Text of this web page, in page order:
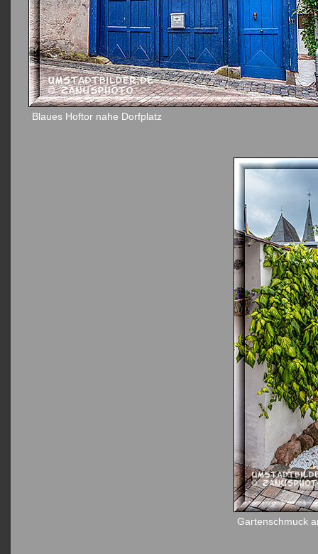
Blaues Hoftor nahe Dorfplatz
Gartenschmuck